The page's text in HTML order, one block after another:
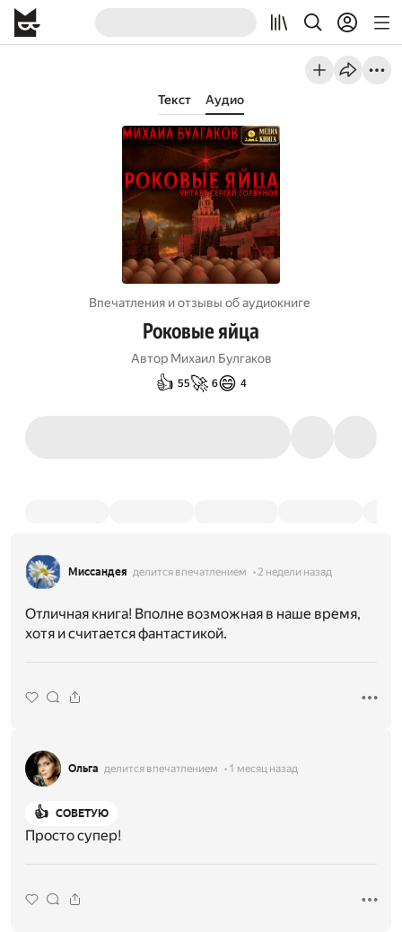
Текст Аудио
Впечатления и отзывы об aудиокниге
Роковые яйца
Автор Михаил Булгаков
👍 55🚀 6😄 4
Миссандея делится впечатлением 2 недели назад
Отличная книга! Вполне возможная в наше время,
хотя и считается фантастикой.
Ольга делится впечатлением 1 месяц назад
👍 СОВЕТУЮ
Просто супер!